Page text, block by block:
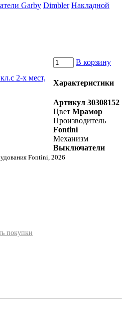
Garby Dimbler Накладной
В корзину
Характеристики
Артикул 30308152
Цвет Мрамор
Производитель
Fontini
Механизм
Выключатели
Fontini, 2026
покупки